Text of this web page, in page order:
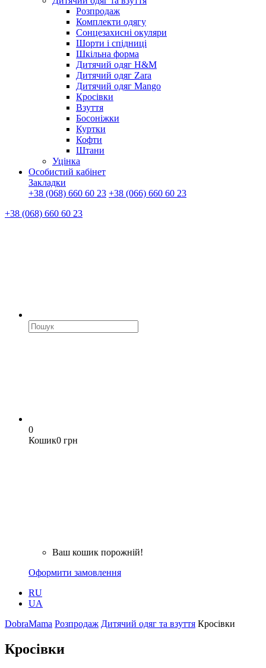
Розпродаж
Комплекти одягу
Сонцезахисні окуляри
Шорти і спідниці
Шкільна форма
Дитячий одяг H&M
Дитячий одяг Zara
Дитячий одяг Mango
Кросівки
Взуття
Босоніжки
Куртки
Кофти
Штани
Уцінка
Особистий кабінет
Закладки
+38 (068) 660 60 23 +38 (066) 660 60 23
+38 (068) 660 60 23
0
Кошик0 грн
Ваш кошик порожній!
Оформити замовлення
RU
UA
DobraMama Розпродаж Дитячий одяг та взуття Кросівки
Кросівки